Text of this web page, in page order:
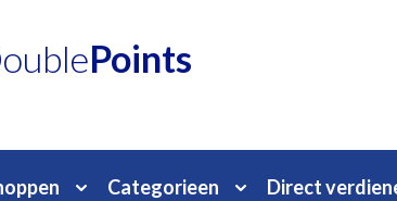
Points
Categorieen Direct